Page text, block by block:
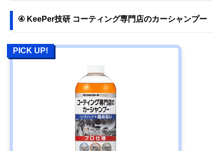
④ KeePer技研 コーティング専門店のカーシャンプー
PICK UP!